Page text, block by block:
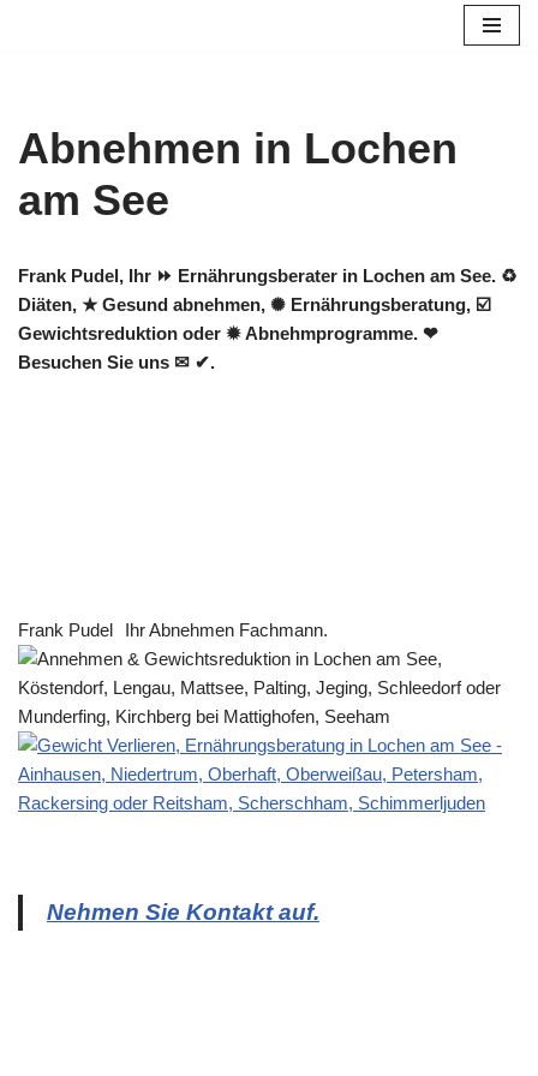
Abnehmen in Lochen
am See
Frank Pudel, Ihr ⏩ Ernährungsberater in Lochen am See. ♻
Diäten, ★ Gesund abnehmen, ✺ Ernährungsberatung, ☑️
Gewichtsreduktion oder ✹ Abnehmprogramme. ❤
Besuchen Sie uns ✉ ✔.
Frank Pudel Ihr Abnehmen Fachmann.
Nehmen Sie Kontakt auf.